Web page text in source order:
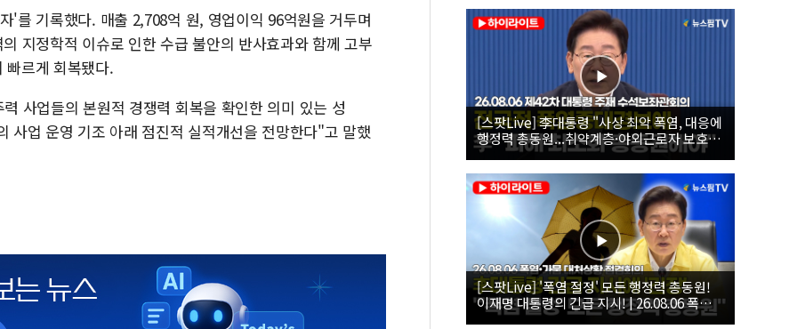
'를 기록했다. 매출 2,708억 원, 영업이익 96억원을 거두며
지정학적 이슈로 인한 수급 불안의 반사효과와 함께 고부
빠르게 회복됐다.
사업들의 본원적 경쟁력 회복을 확인한 의미 있는 성
사업 운영 기조 아래 점진적 실적개선을 전망한다"고 말했
[스팟Live] 李대통령 "사상 최악 폭염, 대응에
행정력 총동원...취약계층·야외근로자 보호에
힘써야"｜26.08.06 제42차 대통령 주재 수석
보좌관회의
[스팟Live] '폭염 절정' 모든 행정력 총동원!
이재명 대통령의 긴급 지시! | 26.08.06 폭염•
가뭄 대처상황 점검회의